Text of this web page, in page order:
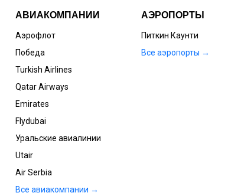
АВИАКОМПАНИИ
Аэрофлот
Победа
Turkish Airlines
Qatar Airways
Emirates
Flydubai
Уральские авиалинии
Utair
Air Serbia
Все авиакомпании →
АЭРОПОРТЫ
Питкин Каунти
Все аэропорты →